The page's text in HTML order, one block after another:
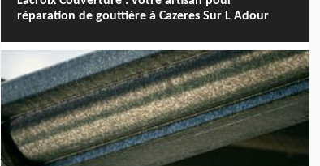
réparation de gouttière à Cazeres Sur L Adour